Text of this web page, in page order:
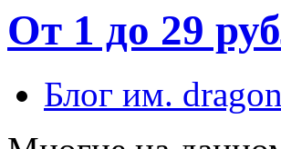
От 1 до 29
Блог им. dragon